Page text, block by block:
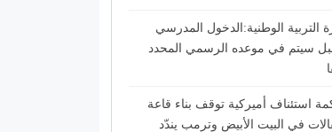
التربية الوطنية:الدخول المدرسي
سیتم في موعده الرسمي المحدد
استئناف أميركية توقف بناء قاعة
في البيت الأبيض وترمب يندّد